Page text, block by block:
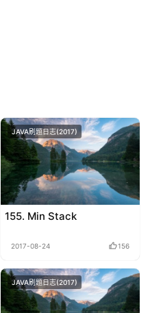
JAVA刷题日志(2017)
155. Min Stack
2017-08-24 156
JAVA刷题日志(2017)